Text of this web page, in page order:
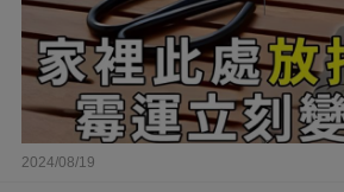
2024/08/19